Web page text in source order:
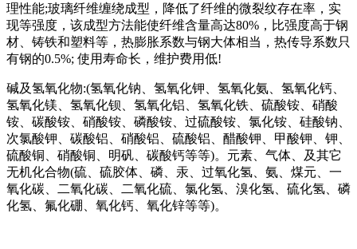
理性能;玻璃纤维缠绕成型，降低了纤维的微裂纹存在率，实
现等强度，该成型方法能使纤维含量高达80%，比强度高于钢
材、铸铁和塑料等，热膨胀系数与钢大体相当，热传导系数只
有钢的0.5%; 使用寿命长，维护费用低!
碱及氢氧化物:(氢氧化钠、氢氧化钾、氢氧化氨、氢氧化钙、
氢氧化镁、氢氧化钡、氢氧化铝、氢氧化铁、硫酸铵、硝酸
铵、碳酸铵、硝酸铵、磷酸铵、过硫酸铵、氯化铵、硅酸钠、
次氯酸钾、碳酸铝、硝酸铝、硫酸铝、醋酸钾、甲酸钾、钾、
硫酸铜、硝酸铜、明矾、碳酸钙等等)。元素、气体、及其它
无机化合物(硫、硫胶体、磷、汞、过氧化氢、氨、煤元、一
氧化碳、二氧化碳、二氧化硫、氯化氢、溴化氢、硫化氢、磷
化氢、氟化硼、氧化钙、氧化锌等等)。